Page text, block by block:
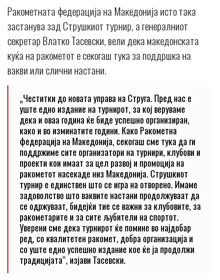
Ракометната федерација на Македонија исто така
застанува зад Струшкиот турнир, а генералниот
секретар Влатко Тасевски, вели дека македонската
куќа на ракометот е секогаш тука за поддршка на
вакви или слични настани.
„Честитки до новата управа на Струга. Пред нас е
уште едно издание на турнирот, за кој веруваме
дека и оваа година ќе биде успешно организиран,
како и во изминатите години. Како Ракометна
федерација на Македонија, секогаш сме тука да ги
поддржиме сите организатори на турнири, клубови и
проекти кои имаат за цел развој и промоција на
ракометот насекаде низ Македонија. Струшкиот
турнир е единствен што се игра на отворено. Имаме
задоволство што ваквите настани продолжуваат да
се одржуваат, бидејќи тие се важни за клубовите, за
ракометарите и за сите љубители на спортот.
Уверени сме дека турнирот ќе помине во најдобар
ред, со квалитетен ракомет, добра организација и
со уште едно успешно издание кое ќе ја продолжи
традицијата“, изјави Тасевски.